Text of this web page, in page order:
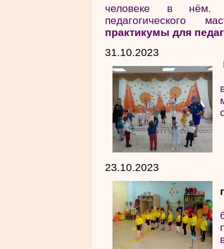
человеке в
педагогического
практикумы для
31.10.2023
23.10.2023